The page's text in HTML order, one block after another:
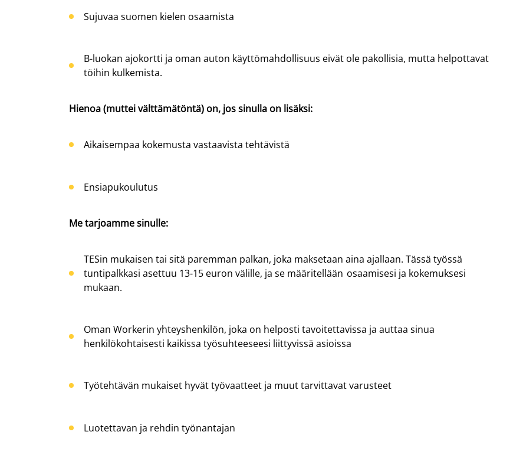
Sujuvaa suomen kielen osaamista
B-luokan ajokortti ja oman auton käyttömahdollisuus eivät ole pakollisia, mutta helpottavat
töihin kulkemista.
Hienoa (muttei välttämätöntä) on, jos sinulla on lisäksi:
Aikaisempaa kokemusta vastaavista tehtävistä
Ensiapukoulutus
Me tarjoamme sinulle:
TESin mukaisen tai sitä paremman palkan, joka maksetaan aina ajallaan. Tässä työssä
tuntipalkkasi asettuu 13-15 euron välille, ja se määritellään osaamisesi ja kokemuksesi
mukaan.
Oman Workerin yhteyshenkilön, joka on helposti tavoitettavissa ja auttaa sinua
henkilökohtaisesti kaikissa työsuhteeseesi liittyvissä asioissa
Työtehtävän mukaiset hyvät työvaatteet ja muut tarvittavat varusteet
Luotettavan ja rehdin työnantajan